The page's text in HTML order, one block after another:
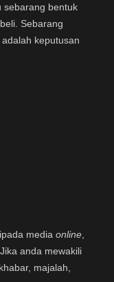
sebarang bentuk
Sebarang
keputusan
media online
anda mewakili
majalah,